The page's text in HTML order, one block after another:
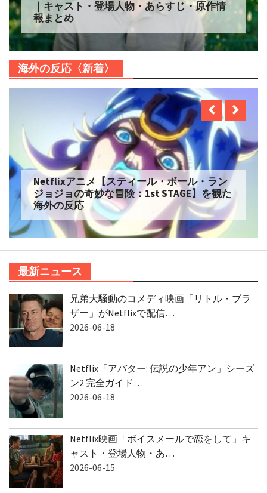
｜キャスト・登場人物・あらすじ・原作情
報まとめ
海外の反応〈新着〉
Netflixアニメ【スティール・ボール・ラン
ジョジョの奇妙な冒険：1st STAGE】を観た
海外の反応
最新ニュース
兄弟大騒動のコメディ映画「リトル・ブラ
ザー」がNetflixで配信…
2026-06-18
Netflix「アバター: 伝説の少年アン」シーズ
ン2 完全ガイド…
2026-06-18
Netflix映画「ボイスメールで恋をして」キ
ャスト・登場人物・あ…
2026-06-15